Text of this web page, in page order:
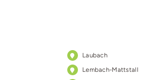
Laubach
Lembach-Mattstall